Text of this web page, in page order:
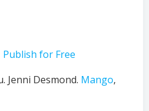
Publish for Free
Jenni Desmond. Mango,